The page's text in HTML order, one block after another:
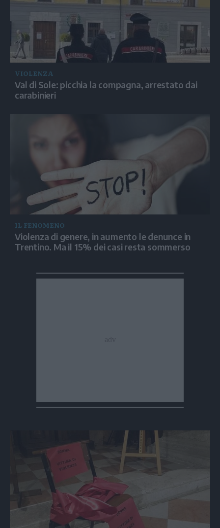
VIOLENZA
Val di Sole: picchia la compagna, arrestato dai
carabinieri
IL FENOMENO
Violenza di genere, in aumento le denunce in
Trentino. Ma il 15% dei casi resta sommerso